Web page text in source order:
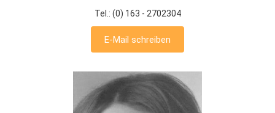
Tel.: (0) 163 - 2702304
E-Mail schreiben